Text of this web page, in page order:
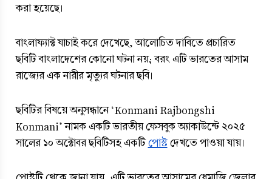
করা হয়েছে।
বাংলাফ্যাক্ট যাচাই করে দেখেছে, আলোচিত দাবিতে প্রচারিত
ছবিটি বাংলাদেশের কোনো ঘটনা নয়; বরং এটি ভারতের আসাম
রাজ্যের এক নারীর মৃত্যুর ঘটনার ছবি।
ছবিটির বিষয়ে অনুসন্ধানে ‘Konmani Rajbongshi
Konmani’ নামক একটি ভারতীয় ফেসবুক অ্যাকাউন্টে ২০২৫
সালের ১০ অক্টোবর ছবিটিসহ একটি পোস্ট দেখতে পাওয়া যায়।